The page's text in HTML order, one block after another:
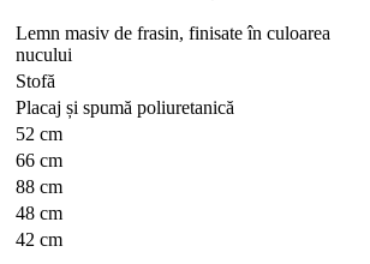
Lemn masiv de frasin, finisate în culoarea
nucului
Stofă
Placaj și spumă poliuretanică
52 cm
66 cm
88 cm
48 cm
42 cm